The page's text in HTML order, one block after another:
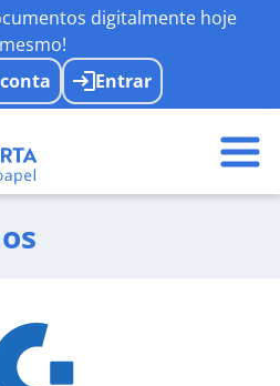
digitalmente hoje
mesmo!
Entrar